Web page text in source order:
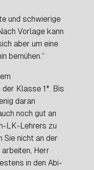
und schwierige
Vorlage kann
aber um eine
bemühen.“
der Klasse 1*. Bis
daran
noch gut an
LK-Lehrers zu
Sie nicht an der
Herr
in den Abi-